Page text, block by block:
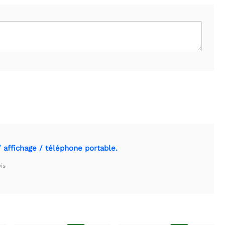
affichage / téléphone portable.